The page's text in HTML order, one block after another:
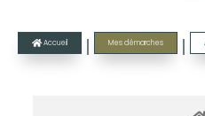
 Accueil | Mes démarches |